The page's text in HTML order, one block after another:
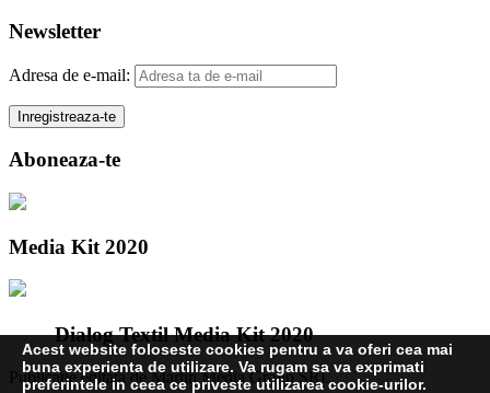
Newsletter
Adresa de e-mail:
Aboneaza-te
Media Kit 2020
Dialog Textil Media Kit 2020
Publicatie editata de Martin Media Group SRL
Acest website foloseste cookies pentru a va oferi cea mai
buna experienta de utilizare. Va rugam sa va exprimati
preferintele in ceea ce priveste utilizarea cookie-urilor.